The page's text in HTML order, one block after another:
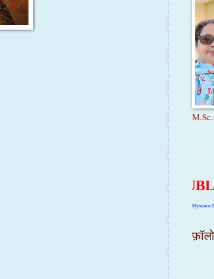
1100 HAIGAS PUBLISHED
Myspace